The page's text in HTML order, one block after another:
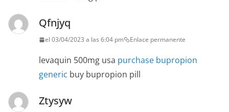
Qfnjyq
el 03/04/2023 a las 6:04 pm Enlace permanente
levaquin 500mg usa purchase bupropion
generic buy bupropion pill
Ztysyw